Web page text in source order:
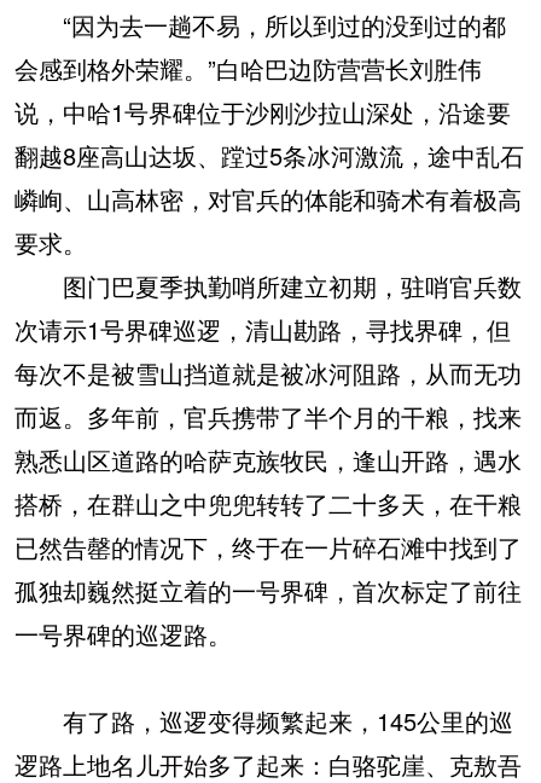
“因为去一趟不易，所以到过的没到过的都
会感到格外荣耀。”白哈巴边防营营长刘胜伟
说，中哈1号界碑位于沙刚沙拉山深处，沿途要
翻越8座高山达坂、蹚过5条冰河激流，途中乱石
嶙峋、山高林密，对官兵的体能和骑术有着极高
要求。
图门巴夏季执勤哨所建立初期，驻哨官兵数
次请示1号界碑巡逻，清山勘路，寻找界碑，但
每次不是被雪山挡道就是被冰河阻路，从而无功
而返。多年前，官兵携带了半个月的干粮，找来
熟悉山区道路的哈萨克族牧民，逢山开路，遇水
搭桥，在群山之中兜兜转转了二十多天，在干粮
已然告罄的情况下，终于在一片碎石滩中找到了
孤独却巍然挺立着的一号界碑，首次标定了前往
一号界碑的巡逻路。
有了路，巡逻变得频繁起来，145公里的巡
逻路上地名儿开始多了起来：白骆驼崖、克敖吾